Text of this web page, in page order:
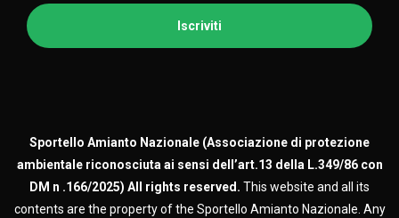
Sportello Amianto Nazionale (Associazione di protezione
ambientale riconosciuta ai sensi dell’art.13 della L.349/86 con
DM n .166/2025) All rights reserved. This website and all its
contents are the property of the Sportello Amianto Nazionale. Any